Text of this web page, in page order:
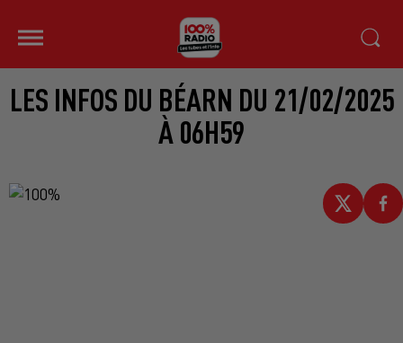
LES INFOS DU BÉARN DU 21/02/2025
À 06H59